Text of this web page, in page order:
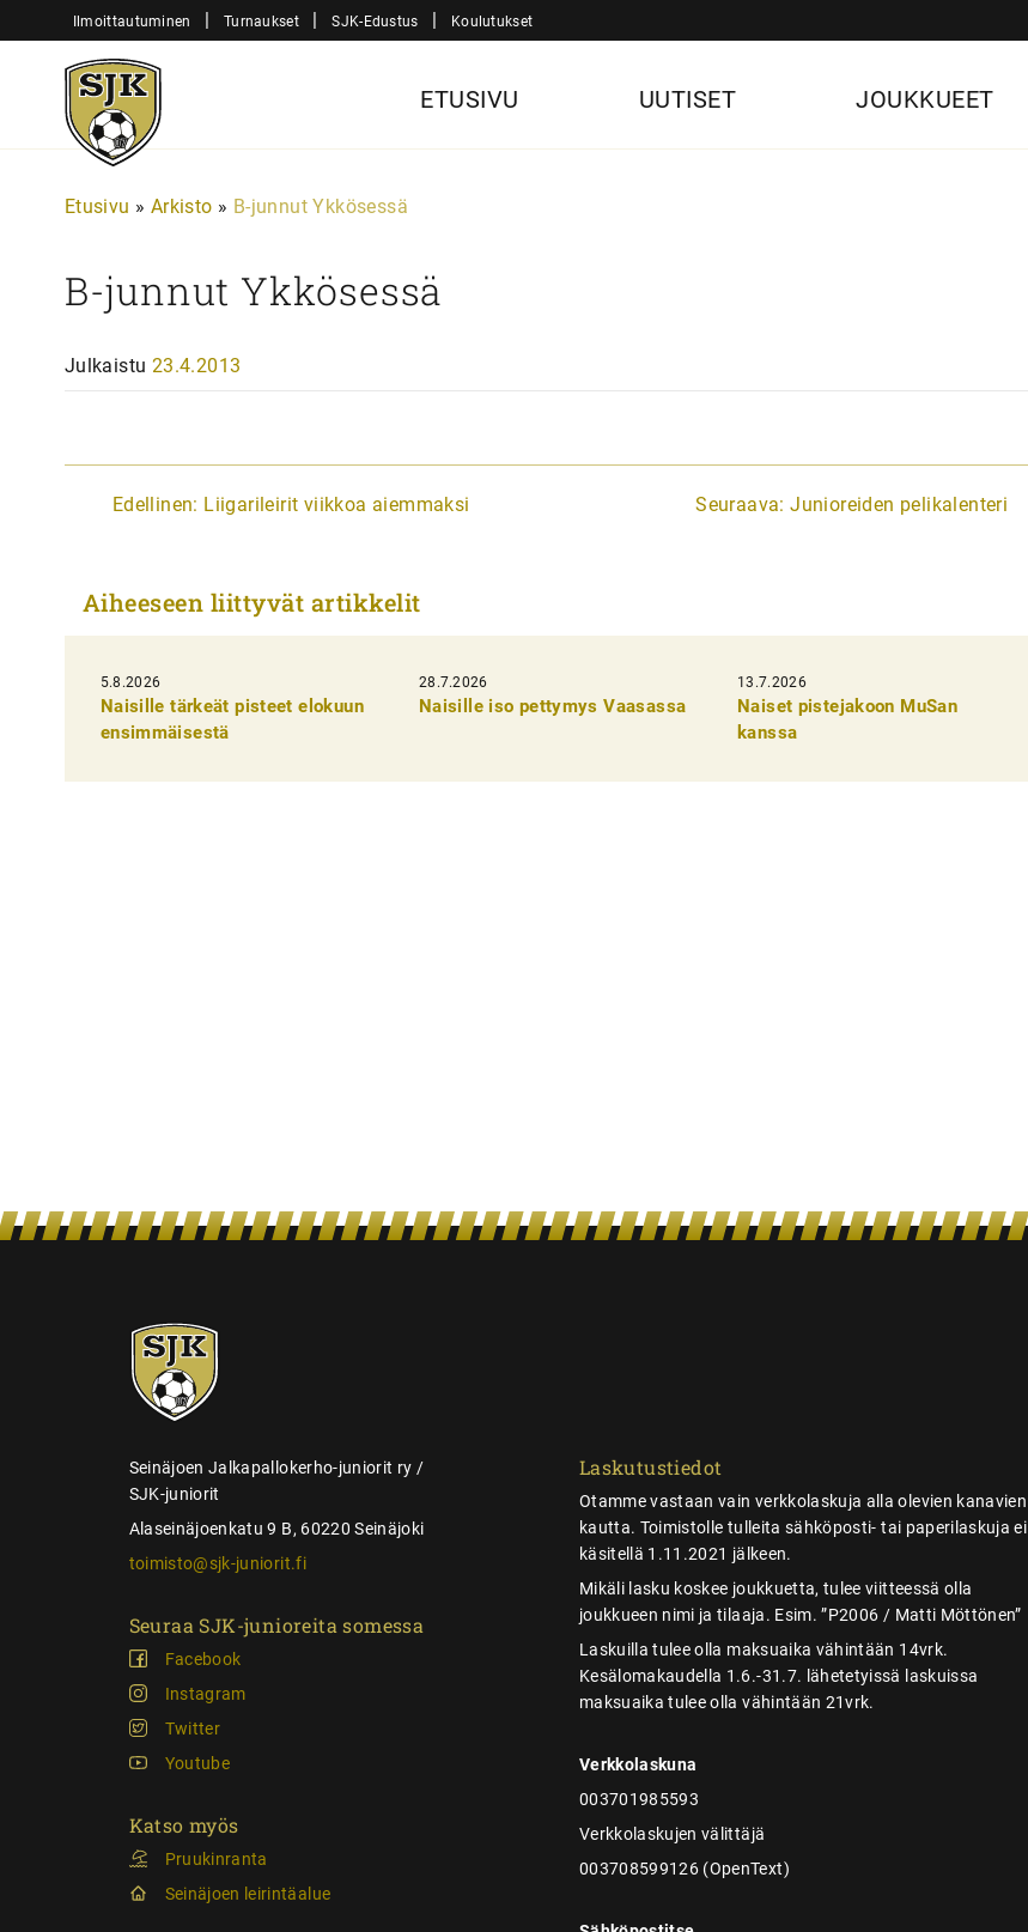
sisältöön
Ilmoittautuminen | Turnaukset | SJK-Edustus | Koulutukset
Sjk-
Juniorit
ETUSIVU UUTISET JOUKKUEET
Etusivu » Arkisto » B-junnut Ykkösessä
B-junnut Ykkösessä
Julkaistu 23.4.2013
A
i
k
e
Edellinen: Liigarileirit viikkoa aiemmaksi Seuraava: Junioreiden pelikalenteri
Aiheeseen liittyvät artikkelit
5.8.2026
Naisille tärkeät pisteet elokuun
ensimmäisestä
28.7.2026
Naisille iso pettymys Vaasassa
13.7.2026
Naiset pistejakoon MuSan
kanssa
SJK-
juniorit
Seinäjoen Jalkapallokerho-juniorit ry /
SJK-juniorit
Alaseinäjoenkatu 9 B, 60220 Seinäjoki
toimisto@sjk-juniorit.fi
Seuraa SJK-junioreita somessa
Facebook
Instagram
Twitter
Youtube
Katso myös
Pruukinranta
Seinäjoen leirintäalue
Laskutustiedot
Otamme vastaan vain verkkolaskuja alla olevien kanavien
kautta. Toimistolle tulleita sähköposti- tai paperilaskuja ei
käsitellä 1.11.2021 jälkeen.
Mikäli lasku koskee joukkuetta, tulee viitteessä olla
joukkueen nimi ja tilaaja. Esim. ”P2006 / Matti Möttönen”
Laskuilla tulee olla maksuaika vähintään 14vrk.
Kesälomakaudella 1.6.-31.7. lähetetyissä laskuissa
maksuaika tulee olla vähintään 21vrk.
Verkkolaskuna
003701985593
Verkkolaskujen välittäjä
003708599126 (OpenText)